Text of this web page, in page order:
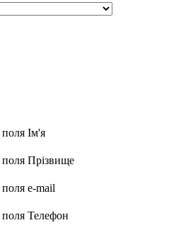
Ім'я
Прізвище
e-mail
Телефон